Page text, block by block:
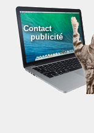
Contact
publicité